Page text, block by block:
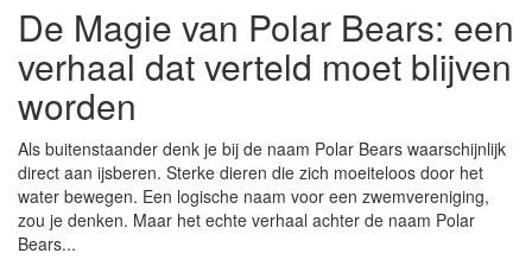
De Magie van Polar Bears: een
verhaal dat verteld moet blijven
worden
Als buitenstaander denk je bij de naam Polar Bears waarschijnlijk
direct aan ijsberen. Sterke dieren die zich moeiteloos door het
water bewegen. Een logische naam voor een zwemvereniging,
zou je denken. Maar het echte verhaal achter de naam Polar
Bears...